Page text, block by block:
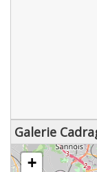
Galerie
chargement de la carte -
+